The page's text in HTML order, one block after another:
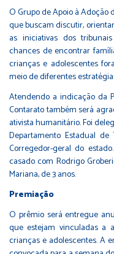
O Grupo de Apoio à Adoção
que buscam discutir,
as iniciativas dos
chances de encontrar
crianças e adolescentes
meio de diferentes
Atendendo a indicação da
Contarato também será
ativista humanitário. Foi
Departamento Estadual
Corregedor-geral do
casado com Rodrigo
Mariana, de 3 anos.
Premiação
O prêmio será entregue
que estejam vinculadas a
crianças e adolescentes. A